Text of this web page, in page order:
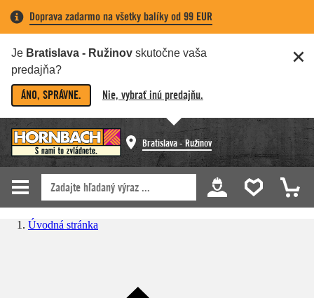
Doprava zadarmo na všetky balíky od 99 EUR
Je Bratislava - Ružinov skutočne vaša
predajňa?
ÁNO, SPRÁVNE. Nie, vybrať inú predajňu.
Bratislava - Ružinov
Úvodná stránka